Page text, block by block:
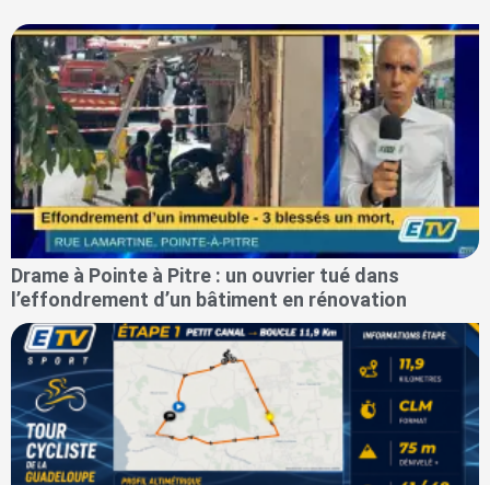
Drame à Pointe à Pitre : un ouvrier tué dans
l’effondrement d’un bâtiment en rénovation